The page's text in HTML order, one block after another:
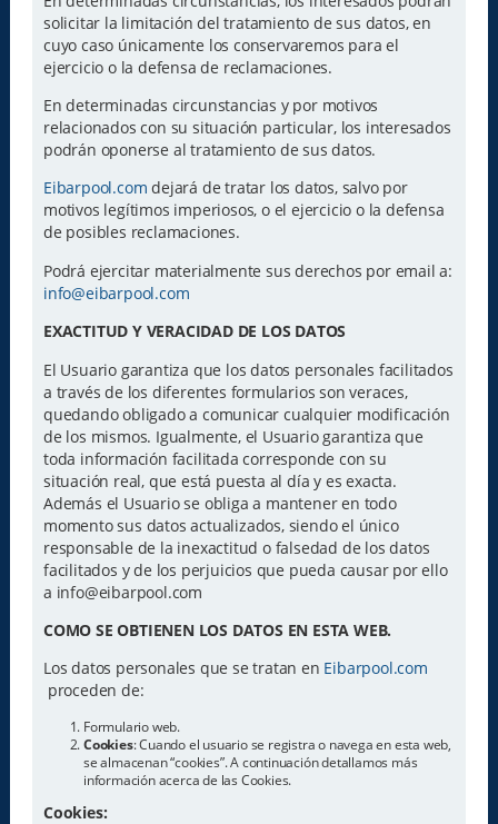
solicitar la limitación del tratamiento de sus datos, en
cuyo caso únicamente los conservaremos para el
ejercicio o la defensa de reclamaciones.
En determinadas circunstancias y por motivos
relacionados con su situación particular, los interesados
podrán oponerse al tratamiento de sus datos.
Eibarpool.com dejará de tratar los datos, salvo por
motivos legítimos imperiosos, o el ejercicio o la defensa
de posibles reclamaciones.
Podrá ejercitar materialmente sus derechos por email a:
info@eibarpool.com
EXACTITUD Y VERACIDAD DE LOS DATOS
El Usuario garantiza que los datos personales facilitados
a través de los diferentes formularios son veraces,
quedando obligado a comunicar cualquier modificación
de los mismos. Igualmente, el Usuario garantiza que
toda información facilitada corresponde con su
situación real, que está puesta al día y es exacta.
Además el Usuario se obliga a mantener en todo
momento sus datos actualizados, siendo el único
responsable de la inexactitud o falsedad de los datos
facilitados y de los perjuicios que pueda causar por ello
a info@eibarpool.com
COMO SE OBTIENEN LOS DATOS EN ESTA WEB.
Los datos personales que se tratan en Eibarpool.com
proceden de:
Formulario web.
Cookies: Cuando el usuario se registra o navega en esta web,
se almacenan “cookies”. A continuación detallamos más
información acerca de las Cookies.
Cookies: